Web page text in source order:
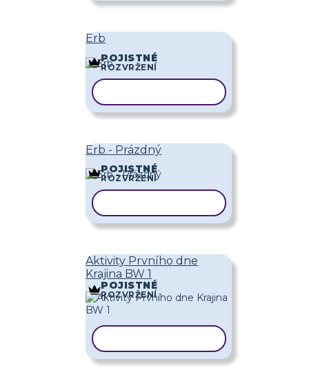
Erb
POJISTNÉ
ROZVRŽENÍ
Erb - Prázdný
POJISTNÉ
ROZVRŽENÍ
Aktivity Prvního dne
Krajina BW 1
POJISTNÉ
ROZVRŽENÍ